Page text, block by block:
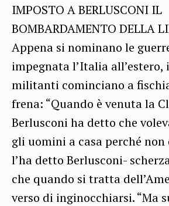
IMPOSTO A BERLUSCONI IL
BOMBARDAMENTO DELLA
Appena si nominano le
impegnata l’Italia
militanti cominciano a
frena: “Quando è venuta la
Berlusconi ha detto che
gli uomini a casa perché non
l’ha detto Berlusconi-
che quando si tratta
verso di inginocchiarsi. “Ma